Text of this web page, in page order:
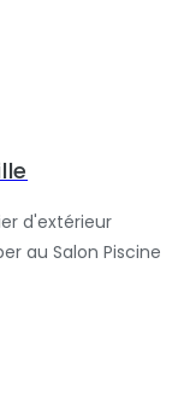
d'extérieur
au Salon Piscine